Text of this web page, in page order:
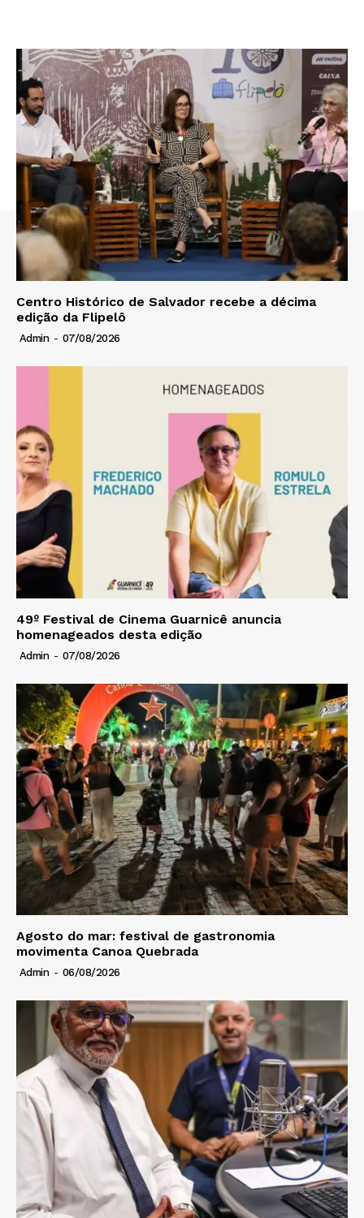
Centro Histórico de Salvador recebe a décima
edição da Flipelô
Admin - 07/08/2026
49º Festival de Cinema Guarnicê anuncia
homenageados desta edição
Admin - 07/08/2026
Agosto do mar: festival de gastronomia
movimenta Canoa Quebrada
Admin - 06/08/2026